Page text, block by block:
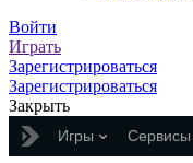
Войти
Играть
Зарегистрироваться
Зарегистрироваться
Закрыть
Игры Сервисы